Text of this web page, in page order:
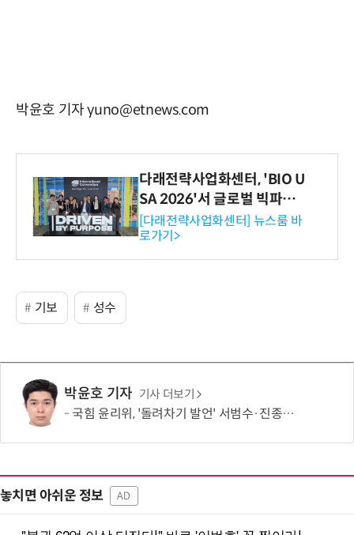
박윤호 기자 yuno@etnews.com
다래전략사업화센터, 'BIO U
SA 2026'서 글로벌 빅파마
와의 비즈니스 미팅 지원…K
-바이오 해외 진출 교두보 확
보
[다래전략사업화센터] 뉴스룸 바
로가기>
기보 성수
박윤호 기자 기사 더보기
국힘 윤리위, '돌려차기 발언' 서범수·진종오 징계 절차 개시
놓치면 아쉬운 정보 AD